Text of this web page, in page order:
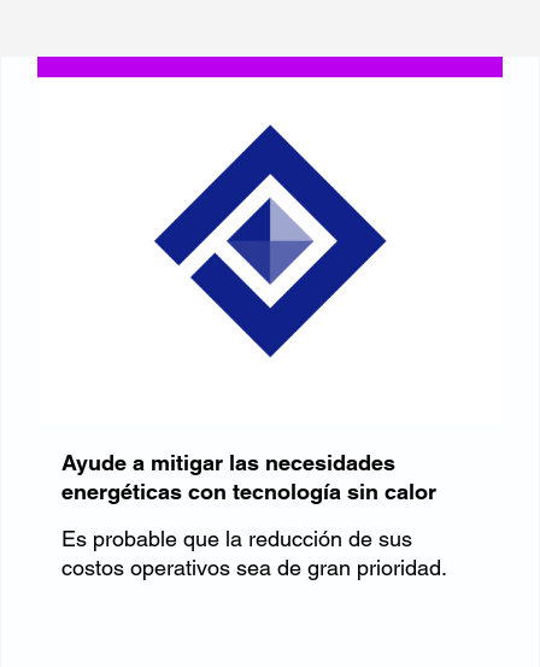
Ayude a mitigar las necesidades
energéticas con tecnología sin calor
Es probable que la reducción de sus
costos operativos sea de gran prioridad.